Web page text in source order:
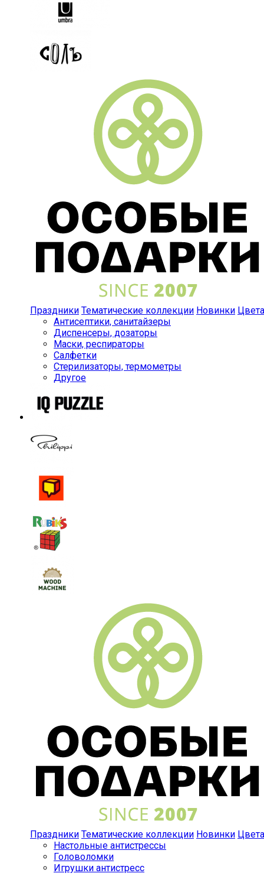
Праздники Тематические коллекции Новинки Цвета
Антисептики, санитайзеры
Диспенсеры, дозаторы
Маски, респираторы
Салфетки
Стерилизаторы, термометры
Другое
Праздники Тематические коллекции Новинки Цвета
Настольные антистрессы
Головоломки
Игрушки антистресс